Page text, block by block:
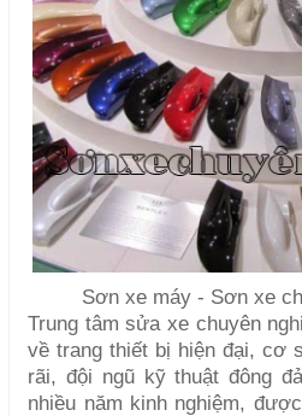
Sơn xe máy - Sơn xe
Trung tâm sửa xe chuyên
về trang thiết bị hiện đại, cơ
rãi, đội ngũ kỹ thuật đông
nhiều năm kinh nghiệm,